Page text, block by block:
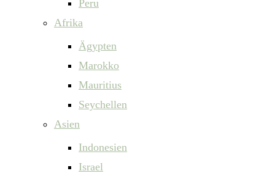
Peru
Afrika
Ägypten
Marokko
Mauritius
Seychellen
Asien
Indonesien
Israel